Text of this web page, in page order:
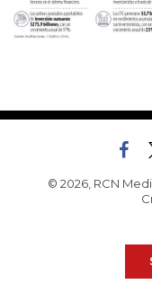
© 2026, RCN